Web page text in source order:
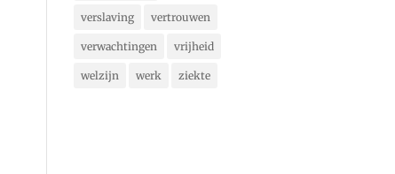
verslaving vertrouwen
verwachtingen vrijheid
welzijn werk ziekte